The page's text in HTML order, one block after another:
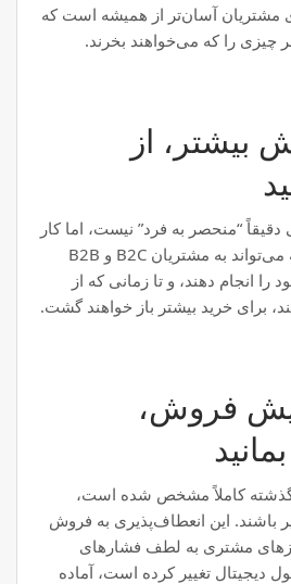
مشتریان آسان‌تر از همیشه است که
چیزی را که می‌خواهند بخرند.
بیشتر، از
“منحصر به فرد” نیست، اما کار
می‌کند. تخفیف‌های اولیه می‌تواند به مشتریان B2C و B2B
را انجام دهند، و تا زمانی که از
برای خرید بیشتر باز خواهند گشت.
فروش،
کاملاً مشخص شده است،
باشند. این انعطاف‌پذیری به فروش
مشتری به لطف فشارهای
دیجیتال تغییر کرده است، آماده